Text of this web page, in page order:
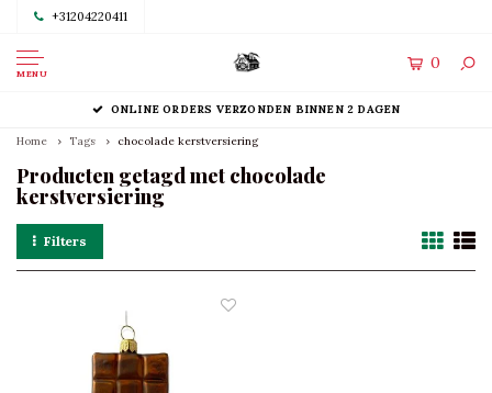
+31204220411
MENU
0
ONLINE ORDERS VERZONDEN BINNEN 2 DAGEN
Home Tags chocolade kerstversiering
Producten getagd met chocolade
kerstversiering
Filters